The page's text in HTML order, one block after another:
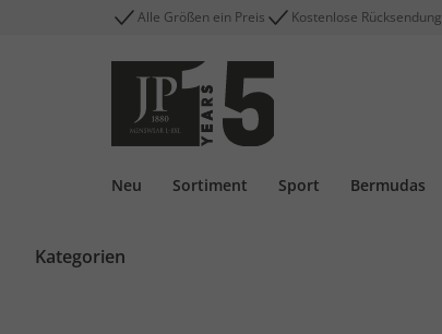
Alle Größen ein Preis Kostenlose Rücksendung
Neu Sortiment Sport Bermudas
Kategorien